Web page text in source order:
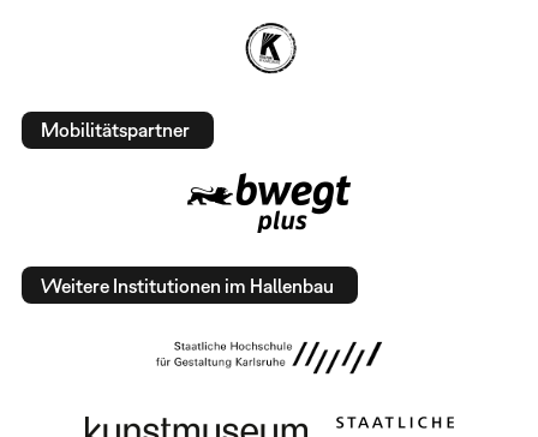
Mobilitätspartner
Weitere Institutionen im Hallenbau